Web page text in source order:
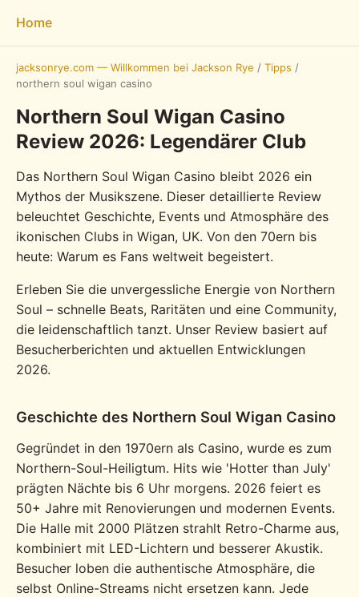
Home
jacksonrye.com — Willkommen bei Jackson Rye / Tipps /
northern soul wigan casino
Northern Soul Wigan Casino
Review 2026: Legendärer Club
Das Northern Soul Wigan Casino bleibt 2026 ein
Mythos der Musikszene. Dieser detaillierte Review
beleuchtet Geschichte, Events und Atmosphäre des
ikonischen Clubs in Wigan, UK. Von den 70ern bis
heute: Warum es Fans weltweit begeistert.
Erleben Sie die unvergessliche Energie von Northern
Soul – schnelle Beats, Raritäten und eine Community,
die leidenschaftlich tanzt. Unser Review basiert auf
Besucherberichten und aktuellen Entwicklungen
2026.
Geschichte des Northern Soul Wigan Casino
Gegründet in den 1970ern als Casino, wurde es zum
Northern-Soul-Heiligtum. Hits wie 'Hotter than July'
prägten Nächte bis 6 Uhr morgens. 2026 feiert es
50+ Jahre mit Renovierungen und modernen Events.
Die Halle mit 2000 Plätzen strahlt Retro-Charme aus,
kombiniert mit LED-Lichtern und besserer Akustik.
Besucher loben die authentische Atmosphäre, die
selbst Online-Streams nicht ersetzen kann. Jede